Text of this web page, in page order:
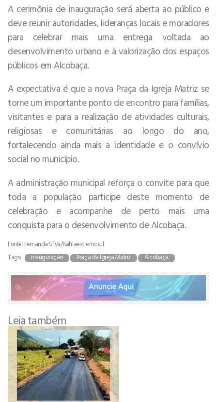
A cerimônia de inauguração será aberta ao público e
deve reunir autoridades, lideranças locais e moradores
para celebrar mais uma entrega voltada ao
desenvolvimento urbano e à valorização dos espaços
públicos em Alcobaça.
A expectativa é que a nova Praça da Igreja Matriz se
torne um importante ponto de encontro para famílias,
visitantes e para a realização de atividades culturais,
religiosas e comunitárias ao longo do ano,
fortalecendo ainda mais a identidade e o convívio
social no município.
A administração municipal reforça o convite para que
toda a população participe deste momento de
celebração e acompanhe de perto mais uma
conquista para o desenvolvimento de Alcobaça.
Fonte: Fernanda Silva/Bahiaextremosul
Tags:
inauguração Praça da Igreja Matriz Alcobaça
Leia também